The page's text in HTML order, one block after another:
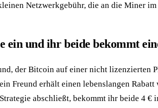
Netzwerkgebühr, die an die Miner
ein und ihr beide bekommt
der Bitcoin auf einer nicht lizenzierten
Freund erhält einen lebenslangen
abschließt, bekommt ihr beide 4 €